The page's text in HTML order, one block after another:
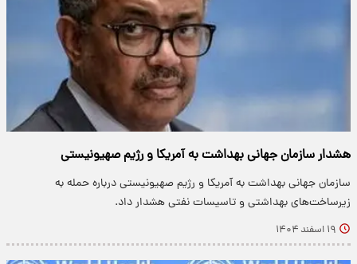
هشدار سازمان جهانی بهداشت به آمریکا و رژیم صهیونیستی
سازمان جهانی بهداشت به آمریکا و رژیم صهیونیستی درباره حمله به
زیرساخت‌های بهداشتی و تاسیسات نفتی هشدار داد.
۱۹ اسفند ۱۴۰۴